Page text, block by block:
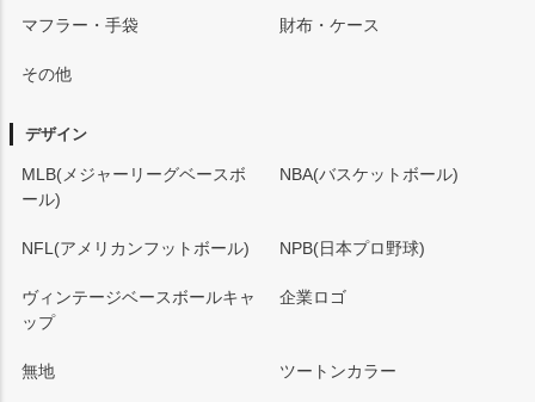
マフラー・手袋 財布・ケース
その他
デザイン
MLB(メジャーリーグベースボ
ール)
NBA(バスケットボール)
NFL(アメリカンフットボール) NPB(日本プロ野球)
ヴィンテージベースボールキャ
ップ
企業ロゴ
無地 ツートンカラー